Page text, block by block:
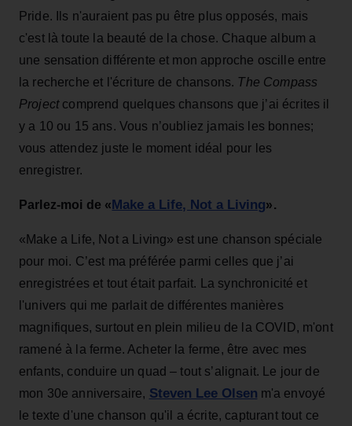
Pride. Ils n'auraient pas pu être plus opposés, mais
c'est là toute la beauté de la chose. Chaque album a
une sensation différente et mon approche oscille entre
la recherche et l'écriture de chansons. The Compass
Project comprend quelques chansons que j’ai écrites il
y a 10 ou 15 ans. Vous n’oubliez jamais les bonnes;
vous attendez juste le moment idéal pour les
enregistrer.
Parlez-moi de «Make a Life, Not a Living».
«Make a Life, Not a Living» est une chanson spéciale
pour moi. C’est ma préférée parmi celles que j’ai
enregistrées et tout était parfait. La synchronicité et
l'univers qui me parlait de différentes manières
magnifiques, surtout en plein milieu de la COVID, m'ont
ramené à la ferme. Acheter la ferme, être avec mes
enfants, conduire un quad – tout s’alignait. Le jour de
mon 30e anniversaire, Steven Lee Olsen m'a envoyé
le texte d'une chanson qu'il a écrite, capturant tout ce